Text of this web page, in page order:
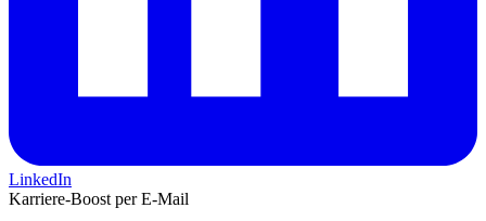
LinkedIn
Karriere-Boost per E-Mail